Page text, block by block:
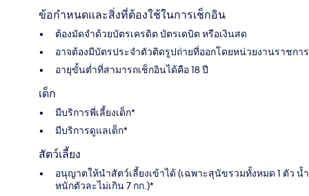
ข้อกำหนดและสิ่งที่ต้องใช้ในการเช็กอิน
ต้องมัดจำด้วยบัตรเครดิต บัตรเดบิต หรือเงินสด
อาจต้องมีบัตรประจำตัวติดรูปถ่ายที่ออกโดยหน่วยงานราชการ
อายุขั้นต่ำที่สามารถเช็กอินได้คือ 18 ปี
เด็ก
มีบริการพี่เลี้ยงเด็ก*
มีบริการดูแลเด็ก*
สัตว์เลี้ยง
อนุญาตให้นำสัตว์เลี้ยงเข้าได้ (เฉพาะสุนัขรวมทั้งหมด 1 ตัว น้ำ
หนักตัวละไม่เกิน 7 กก.)*